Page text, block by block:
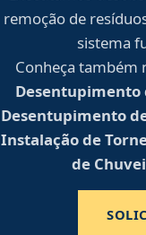
remoção de
sistema
Conheça também
Desentupimento
Desentupimento
Instalação de
de